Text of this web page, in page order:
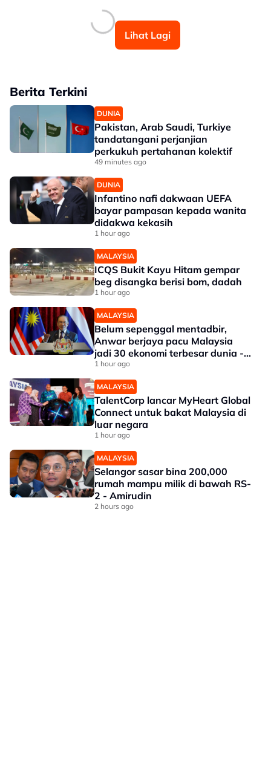
Lihat Lagi
Berita Terkini
DUNIA
Pakistan, Arab Saudi, Turkiye
tandatangani perjanjian
perkukuh pertahanan kolektif
49 minutes ago
DUNIA
Infantino nafi dakwaan UEFA
bayar pampasan kepada wanita
didakwa kekasih
1 hour ago
MALAYSIA
ICQS Bukit Kayu Hitam gempar
beg disangka berisi bom, dadah
1 hour ago
MALAYSIA
Belum sepenggal mentadbir,
Anwar berjaya pacu Malaysia
jadi 30 ekonomi terbesar dunia -
Penganalisis
1 hour ago
MALAYSIA
TalentCorp lancar MyHeart Global
Connect untuk bakat Malaysia di
luar negara
1 hour ago
MALAYSIA
Selangor sasar bina 200,000
rumah mampu milik di bawah RS-
2 - Amirudin
2 hours ago